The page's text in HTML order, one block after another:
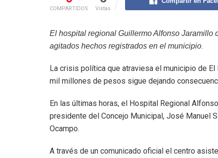
COMPARTIDOS Vistas
El hospital regional Guillermo Alfonso Jaramillo
agitados hechos registrados en el municipio.
La crisis política que atraviesa el municipio de
mil millones de pesos sigue dejando
En las últimas horas, el Hospital Regional
presidente del Concejo Municipal, José Manuel
Ocampo.
A través de un comunicado oficial el centro